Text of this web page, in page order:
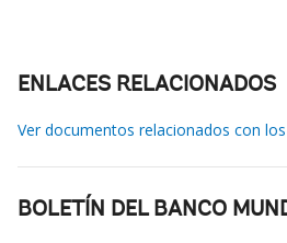
ENLACES RELACIONADOS
Ver documentos relacionados con
BOLETÍN DEL BANCO